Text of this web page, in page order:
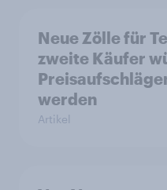
Neue Zölle für
zweite Käufer
Preisaufschlägen
werden
Artikel